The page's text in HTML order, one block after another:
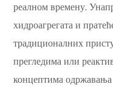
реалном времену.
хидроагрегата и
традиционалних
прегледима или
концептима